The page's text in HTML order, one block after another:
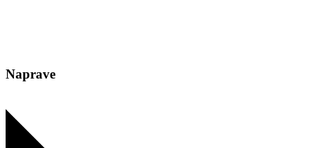
Naprave